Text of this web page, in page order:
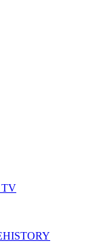
HISTORY